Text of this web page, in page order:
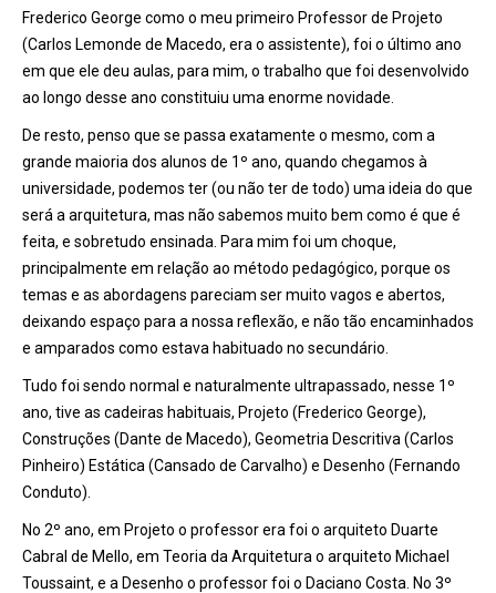
Frederico George como o meu primeiro Professor de Projeto
(Carlos Lemonde de Macedo, era o assistente), foi o último ano
em que ele deu aulas, para mim, o trabalho que foi desenvolvido
ao longo desse ano constituiu uma enorme novidade.
De resto, penso que se passa exatamente o mesmo, com a
grande maioria dos alunos de 1º ano, quando chegamos à
universidade, podemos ter (ou não ter de todo) uma ideia do que
será a arquitetura, mas não sabemos muito bem como é que é
feita, e sobretudo ensinada. Para mim foi um choque,
principalmente em relação ao método pedagógico, porque os
temas e as abordagens pareciam ser muito vagos e abertos,
deixando espaço para a nossa reflexão, e não tão encaminhados
e amparados como estava habituado no secundário.
Tudo foi sendo normal e naturalmente ultrapassado, nesse 1º
ano, tive as cadeiras habituais, Projeto (Frederico George),
Construções (Dante de Macedo), Geometria Descritiva (Carlos
Pinheiro) Estática (Cansado de Carvalho) e Desenho (Fernando
Conduto).
No 2º ano, em Projeto o professor era foi o arquiteto Duarte
Cabral de Mello, em Teoria da Arquitetura o arquiteto Michael
Toussaint, e a Desenho o professor foi o Daciano Costa. No 3º